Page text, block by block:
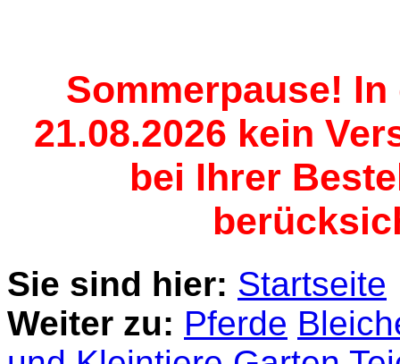
Sommerpause!
21.08.2026 kein
bei Ihrer
Sie sind hier: Startseite
Weiter zu: Pferde